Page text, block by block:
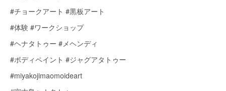
#チョークアート #黒板アート
#体験 #ワークショップ
#ヘナタトゥー #メヘンディ
#ボディペイント #ジャグアタトゥー
#miyakojimaomoideart